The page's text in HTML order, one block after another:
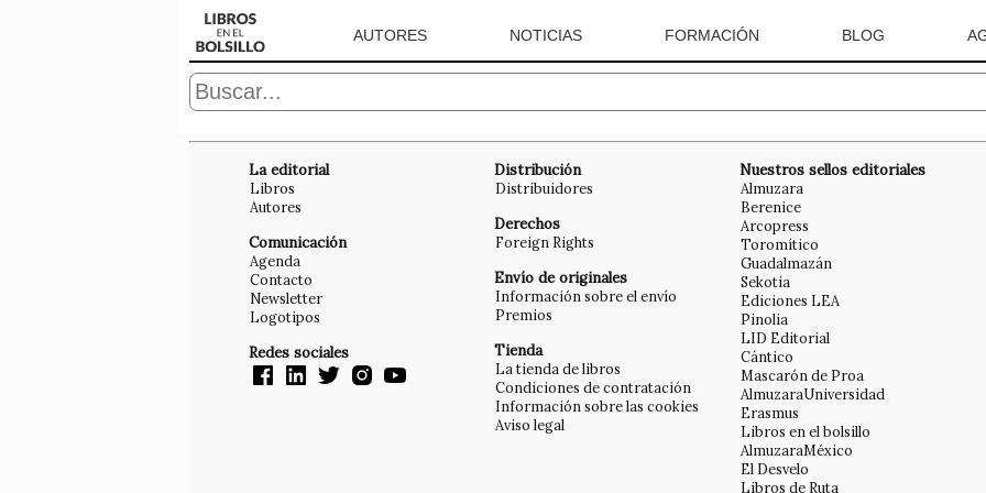
AUTORES NOTICIAS FORMACIÓN BLOG
La editorial
Libros
Autores
Comunicación
Agenda
Contacto
Newsletter
Logotipos
Redes sociales
Distribución
Distribuidores
Derechos
Foreign Rights
Envío de originales
Información sobre el envío
Premios
Tienda
La tienda de libros
Condiciones de contratación
Información sobre las cookies
Aviso legal
Nuestros sellos editoriales
Almuzara
Berenice
Arcopress
Toromítico
Guadalmazán
Sekotia
Ediciones LEA
Pinolia
LID Editorial
Cántico
Mascarón de Proa
AlmuzaraUniversidad
Erasmus
Libros en el bolsillo
AlmuzaraMéxico
El Desvelo
Libros de Ruta